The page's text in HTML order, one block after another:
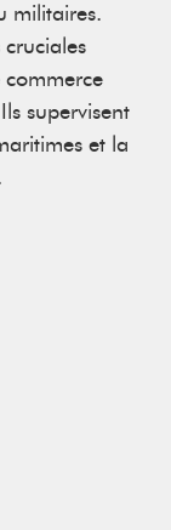
militaires.
supervisent
et la